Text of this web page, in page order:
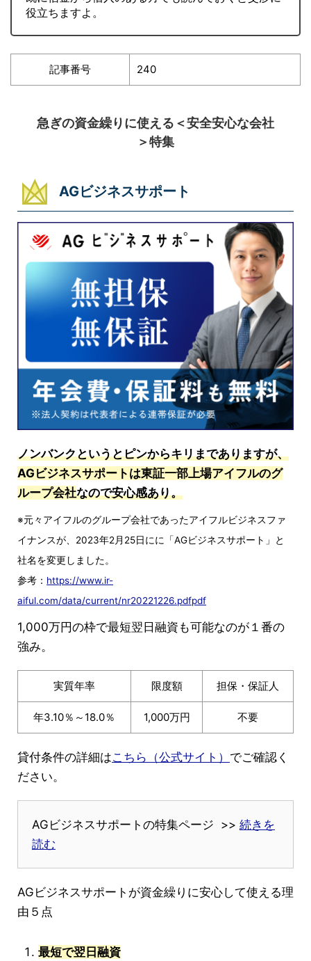
役立ちますよ。
記事番号 240
急ぎの資金繰りに使える＜安全安心な会社
＞特集
AGビジネスサポート
ノンバンクというとピンからキリまでありますが、
AGビジネスサポートは東証一部上場アイフルのグ
ループ会社なので安心感あり。
※元々アイフルのグループ会社であったアイフルビジネスファ
イナンスが、2023年2月25日にに「AGビジネスサポート」と
社名を変更しました。
参考： https://www.ir-
aiful.com/data/current/nr20221226.pdfpdf
1,000万円の枠で最短翌日融資も可能なのが１番の
強み。
実質年率 限度額 担保・保証人
年3.10％～18.0％ 1,000万円 不要
貸付条件の詳細はこちら（公式サイト） でご確認く
ださい。
AGビジネスサポートの特集ページ >> 続きを
読む
AGビジネスサポートが資金繰りに安心して使える理
由５点
最短で翌日融資